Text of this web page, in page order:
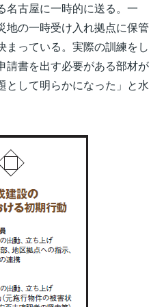
名古屋に一時的に送る。一
地の一時受け入れ拠点に保管
まっている。実際の訓練をし
請書を出す必要がある部材が
として明らかになった」と水